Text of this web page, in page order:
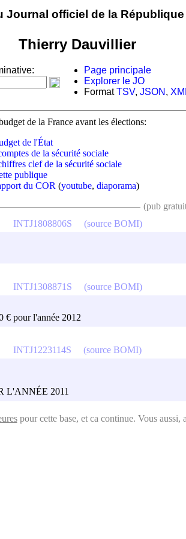
Journal officiel de la
Thierry Dauvillier
Page principale
Explorer le JO
FormatTSV, JSON ,
de la France avant les élections:
de l'État
de la sécurité sociale
clef de la sécurité sociale
publique
du COR (youtube, diaporama)
(pub
INTJ1808806S (source BOMI)
€ pour l'année 2012
INTJ1308871S (source BOMI)
L'ANNÉE 2011
INTJ1223114S (source BOMI)
pour cette base, et ca continue. Vous aussi,